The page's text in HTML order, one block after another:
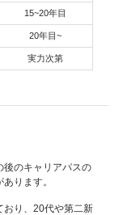
15~20年目
20年目~
実力次第
後のキャリアパスの
ります。
おり、20代や第二新